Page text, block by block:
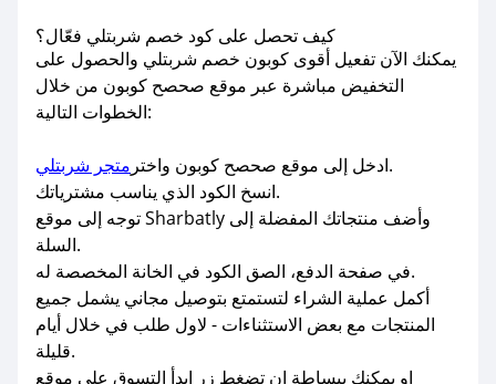
كيف تحصل على كود خصم شربتلي فعّال؟
يمكنك الآن تفعيل أقوى كوبون خصم شربتلي والحصول على
التخفيض مباشرة عبر موقع صحصح كوبون من خلال
الخطوات التالية:
ادخل إلى موقع صحصح كوبون واختر متجر شربتلي
.
انسخ الكود الذي يناسب مشترياتك.
توجه إلى موقع Sharbatly وأضف منتجاتك المفضلة إلى
السلة.
في صفحة الدفع، الصق الكود في الخانة المخصصة له.
أكمل عملية الشراء لتستمتع بتوصيل مجاني يشمل جميع
المنتجات مع بعض الاستثناءات - لاول طلب في خلال أيام
قليلة.
او يمكنك ببساطة ان تضغط زر إبدأ التسوق على موقع